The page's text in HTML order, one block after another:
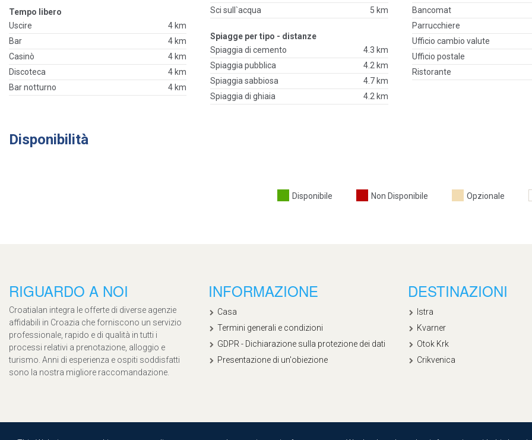
Tempo libero
Uscire
4 km
Bar
4 km
Casinò
4 km
Discoteca
4 km
Bar notturno
4 km
Sci sull`acqua
5 km
Spiagge per tipo - distanze
Spiaggia di cemento
4.3 km
Spiaggia pubblica
4.2 km
Spiaggia sabbiosa
4.7 km
Spiaggia di ghiaia
4.2 km
Bancomat
Parrucchiere
Ufficio cambio valute
Ufficio postale
Ristorante
Disponibilità
Disponibile Non Disponibile Opzionale
RIGUARDO A NOI
Croatialan integra le offerte di diverse agenzie
affidabili in Croazia che forniscono un servizio
professionale, rapido e di qualità in tutti i
processi relativi a prenotazione, alloggio e
turismo. Anni di esperienza e ospiti soddisfatti
sono la nostra migliore raccomandazione.
INFORMAZIONE
Casa
Termini generali e condizioni
GDPR - Dichiarazione sulla protezione dei dati
Presentazione di un'obiezione
DESTINAZIONI
Istra
Kvarner
Otok Krk
Crikvenica